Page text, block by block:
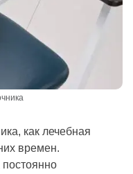
как лечебная
времен.